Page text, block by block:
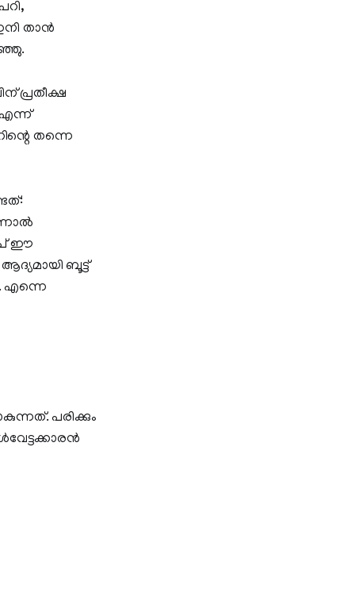
താൻ
പ്രതീക്ഷ
തന്നെ
ഈ
ബൂട്ട്
എന്നെ
പരിക്കും